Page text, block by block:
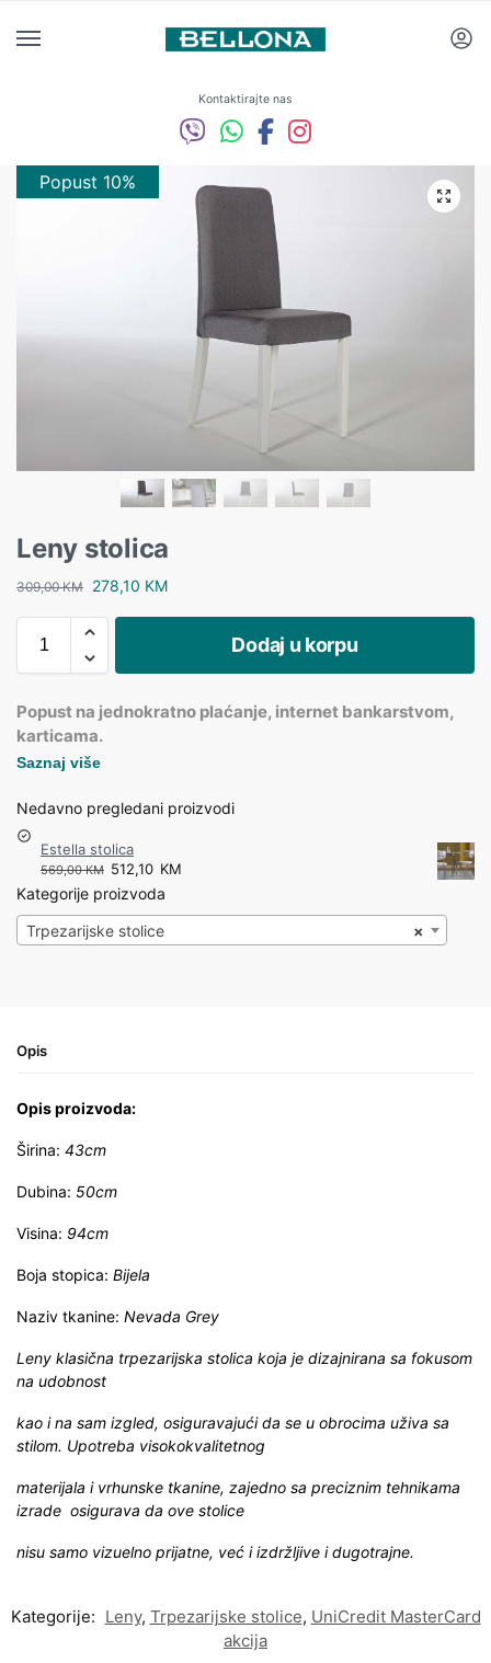
Kontaktirajte nas
Popust 10%
Popust 10%
Leny stolica
309,00KM 278,10 KM
Dodaj u korpu
Popust na jednokratno plaćanje, internet bankarstvom,
karticama.
Saznaj više
Nedavno pregledani proizvodi
Estella stolica
569,00KM 512,10 KM
Kategorije proizvoda
×
Trpezarijske stolice
Opis
Opis proizvoda:
Širina: 43cm
Dubina: 50cm
Visina: 94cm
Boja stopica: Bijela
Naziv tkanine: Nevada Grey
Leny klasična trpezarijska stolica koja je dizajnirana sa fokusom
na udobnost
kao i na sam izgled, osiguravajući da se u obrocima uživa sa
stilom. Upotreba visokokvalitetnog
materijala i vrhunske tkanine, zajedno sa preciznim tehnikama
izrade osigurava da ove stolice
nisu samo vizuelno prijatne, već i izdržljive i dugotrajne.
Kategorije: Leny, Trpezarijske stolice, UniCredit MasterCard
akcija